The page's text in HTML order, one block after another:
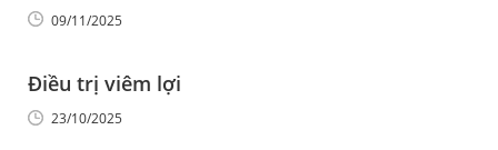
09/11/2025
Điều trị viêm lợi
23/10/2025